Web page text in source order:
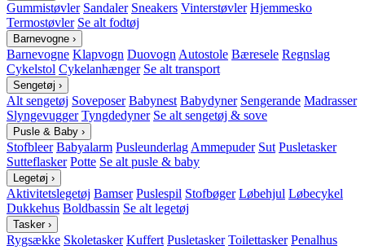
Gummistøvler Sandaler Sneakers Vinterstøvler Hjemmesko
Termostøvler Se alt fodtøj
Barnevogne ›
Barnevogne Klapvogn Duovogn Autostole Bæresele Regnslag
Cykelstol Cykelanhænger Se alt transport
Sengetøj ›
Alt sengetøj Soveposer Babynest Babydyner Sengerande Madrasser
Slyngevugger Tyngdedyner Se alt sengetøj & sove
Pusle & Baby ›
Stofbleer Babyalarm Pusleunderlag Ammepuder Sut Pusletasker
Sutteflasker Potte Se alt pusle & baby
Legetøj ›
Aktivitetslegetøj Bamser Puslespil Stofbøger Løbehjul Løbecykel
Dukkehus Boldbassin Se alt legetøj
Tasker ›
Rygsække Skoletasker Kuffert Pusletasker Toilettasker Penalhus